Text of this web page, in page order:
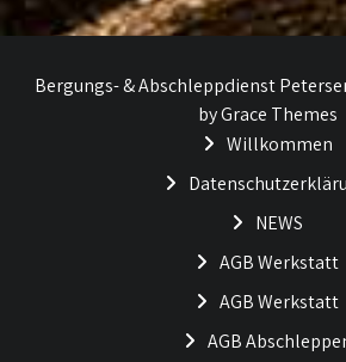
Bergungs- & Abschleppdienst
by Grace Themes
Willkommen
NEWS
AGB Werkstatt
AGB Werkstatt
AGB